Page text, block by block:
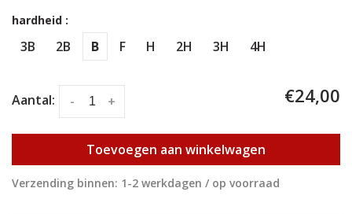
hardheid :
3B 2B B F H 2H 3H 4H
Aantal: +
- €24,00
Toevoegen aan winkelwagen
Verzending binnen: 1-2 werkdagen / op voorraad